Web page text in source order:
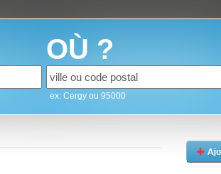
OÙ ?
ex: Cergy ou 95000